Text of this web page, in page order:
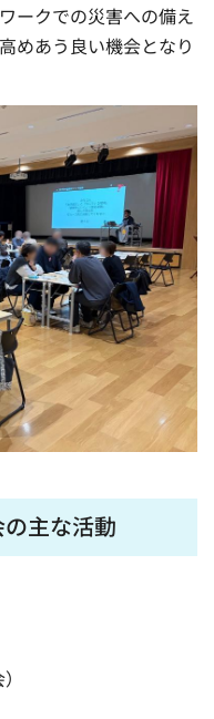
ークでの災害への備え
めあう良い機会となり
主な活動